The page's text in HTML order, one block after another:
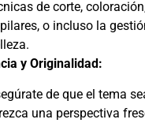
de corte,
o incluso la
y Originalidad:
de que el tema
una perspectiva